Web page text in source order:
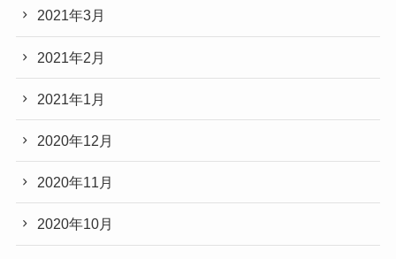
2021年3月
2021年2月
2021年1月
2020年12月
2020年11月
2020年10月